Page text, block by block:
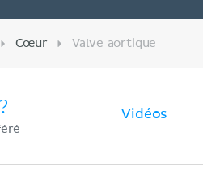
Cœur Valve aortique
Vidéos